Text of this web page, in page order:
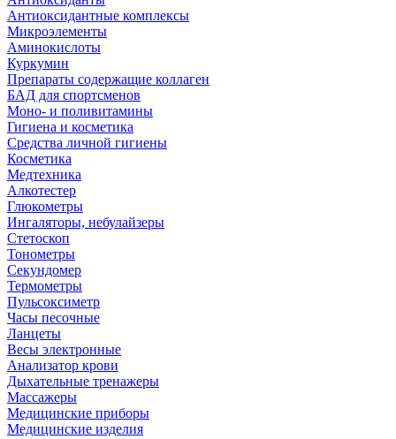
Антиоксидантные комплексы
Микроэлементы
Аминокислоты
Куркумин
Препараты содержащие коллаген
БАД для спортсменов
Моно- и поливитамины
Гигиена и косметика
Средства личной гигиены
Косметика
Медтехника
Алкотестер
Глюкометры
Ингаляторы, небулайзеры
Стетоскоп
Тонометры
Секундомер
Термометры
Пульсоксиметр
Часы песочные
Ланцеты
Весы электронные
Анализатор крови
Дыхательные тренажеры
Массажеры
Медицинские приборы
Медицинские изделия